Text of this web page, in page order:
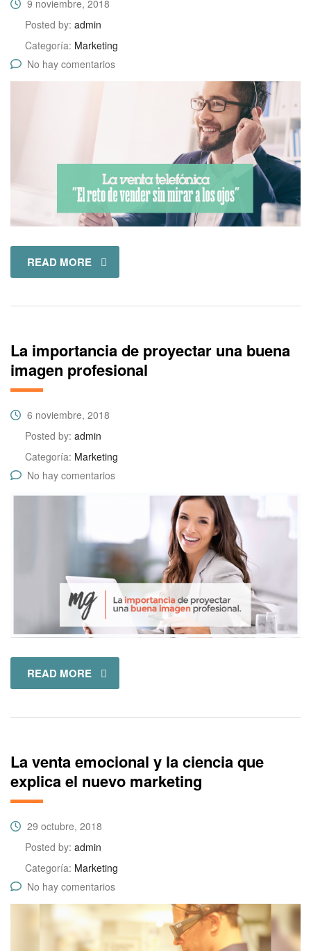
9 noviembre, 2018
Posted by: admin
Categoría: Marketing
No hay comentarios
READ MORE
La importancia de proyectar una buena
imagen profesional
6 noviembre, 2018
Posted by: admin
Categoría: Marketing
No hay comentarios
READ MORE
La venta emocional y la ciencia que
explica el nuevo marketing
29 octubre, 2018
Posted by: admin
Categoría: Marketing
No hay comentarios